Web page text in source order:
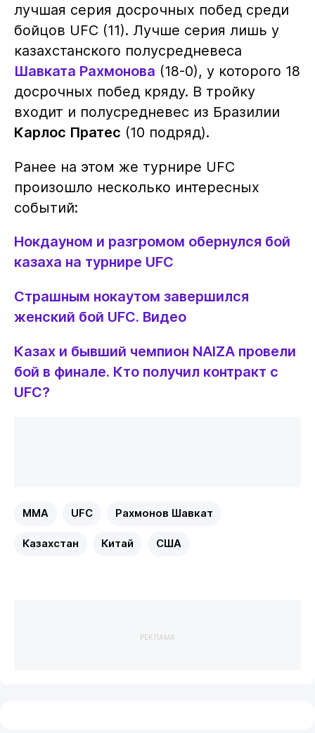
лучшая серия досрочных побед среди
бойцов UFC (11). Лучше серия лишь у
казахстанского полусредневеса
Шавката Рахмонова (18-0), у которого 18
досрочных побед кряду. В тройку
входит и полусредневес из Бразилии
Карлос Пратес (10 подряд).
Ранее на этом же турнире UFC
произошло несколько интересных
событий:
Нокдауном и разгромом обернулся бой
казаха на турнире UFC
Страшным нокаутом завершился
женский бой UFC. Видео
Казах и бывший чемпион NAIZA провели
бой в финале. Кто получил контракт с
UFC?
MMA UFC Рахмонов Шавкат
Казахстан Китай США
РЕКЛАМА